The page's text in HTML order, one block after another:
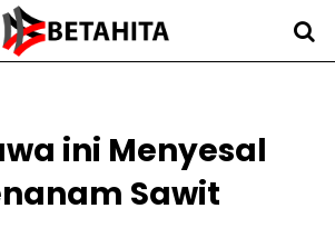
ini Menyesal
Sawit